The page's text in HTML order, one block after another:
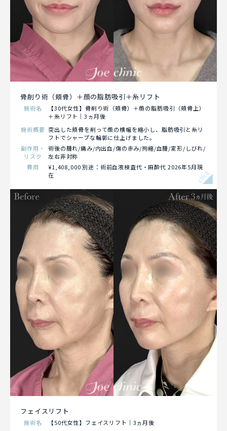
骨削り術（頬骨）＋顔の脂肪吸引＋糸リフト
施術名
【30代女性】骨削り術（頬骨）＋顔の脂肪吸引（頬骨上）
＋糸リフト｜3ヵ月後
施術概要 突出した頬骨を削って顔の横幅を縮小し、脂肪吸引と糸リ
フトでシャープな輪郭に仕上げました。
副作用・
リスク
術後の腫れ/痛み/内出血/傷の赤み/拘縮/血腫/変形/しびれ/
左右非対称
費用
¥1,408,000 別途：術前血液検査代・麻酔代 2026年5月現
在
click
フェイスリフト
施術名
【50代女性】フェイスリフト｜3ヵ月後